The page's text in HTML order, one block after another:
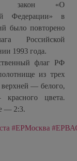
закон «О
Федерации» в
было повторено
Российской
1993 года.
флаг РФ
из трех
верхней — белого,
цвета.
— 2:3.
#ЕРМосква